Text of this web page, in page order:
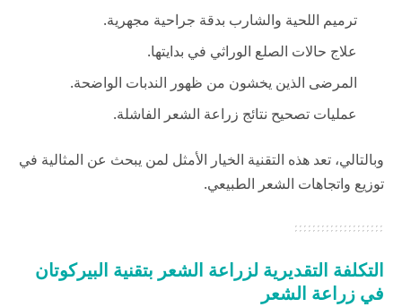
ترميم اللحية والشارب بدقة جراحية مجهرية.
علاج حالات الصلع الوراثي في بدايتها.
المرضى الذين يخشون من ظهور الندبات الواضحة.
عمليات تصحيح نتائج زراعة الشعر الفاشلة.
وبالتالي، تعد هذه التقنية الخيار الأمثل لمن يبحث عن المثالية في
توزيع واتجاهات الشعر الطبيعي.
التكلفة التقديرية لزراعة الشعر بتقنية البيركوتان
في زراعة الشعر